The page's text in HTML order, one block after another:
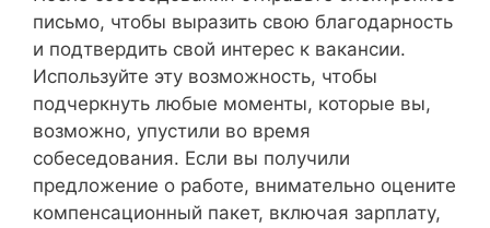
письмо, чтобы выразить свою благодарность
и подтвердить свой интерес к вакансии.
Используйте эту возможность, чтобы
подчеркнуть любые моменты, которые вы,
возможно, упустили во время
собеседования. Если вы получили
предложение о работе, внимательно оцените
компенсационный пакет, включая зарплату,